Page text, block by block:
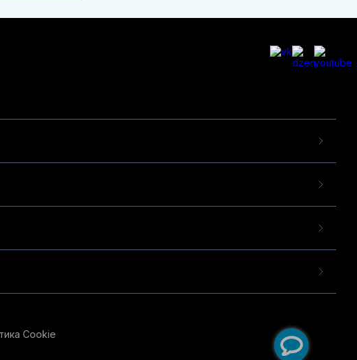
Cookie
пользовательского опыта